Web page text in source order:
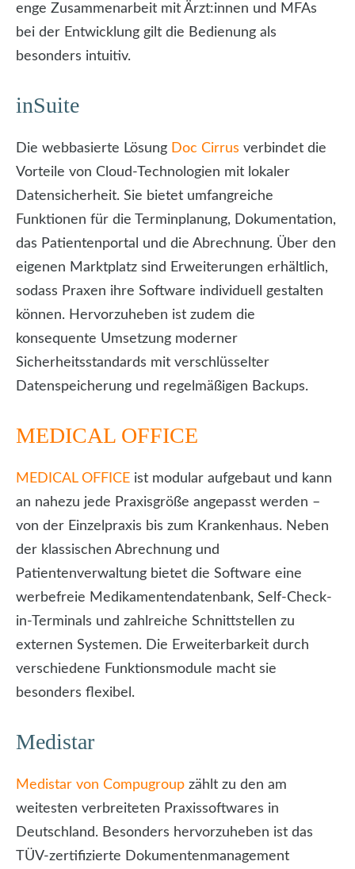
enge Zusammenarbeit mit Ärzt:innen und MFAs
bei der Entwicklung gilt die Bedienung als
besonders intuitiv.
inSuite
Die webbasierte Lösung Doc Cirrus verbindet die
Vorteile von Cloud-Technologien mit lokaler
Datensicherheit. Sie bietet umfangreiche
Funktionen für die Terminplanung, Dokumentation,
das Patientenportal und die Abrechnung. Über den
eigenen Marktplatz sind Erweiterungen erhältlich,
sodass Praxen ihre Software individuell gestalten
können. Hervorzuheben ist zudem die
konsequente Umsetzung moderner
Sicherheitsstandards mit verschlüsselter
Datenspeicherung und regelmäßigen Backups.
MEDICAL OFFICE
MEDICAL OFFICE ist modular aufgebaut und kann
an nahezu jede Praxisgröße angepasst werden –
von der Einzelpraxis bis zum Krankenhaus. Neben
der klassischen Abrechnung und
Patientenverwaltung bietet die Software eine
werbefreie Medikamentendatenbank, Self-Check-
in-Terminals und zahlreiche Schnittstellen zu
externen Systemen. Die Erweiterbarkeit durch
verschiedene Funktionsmodule macht sie
besonders flexibel.
Medistar
Medistar von Compugroup zählt zu den am
weitesten verbreiteten Praxissoftwares in
Deutschland. Besonders hervorzuheben ist das
TÜV-zertifizierte Dokumentenmanagement